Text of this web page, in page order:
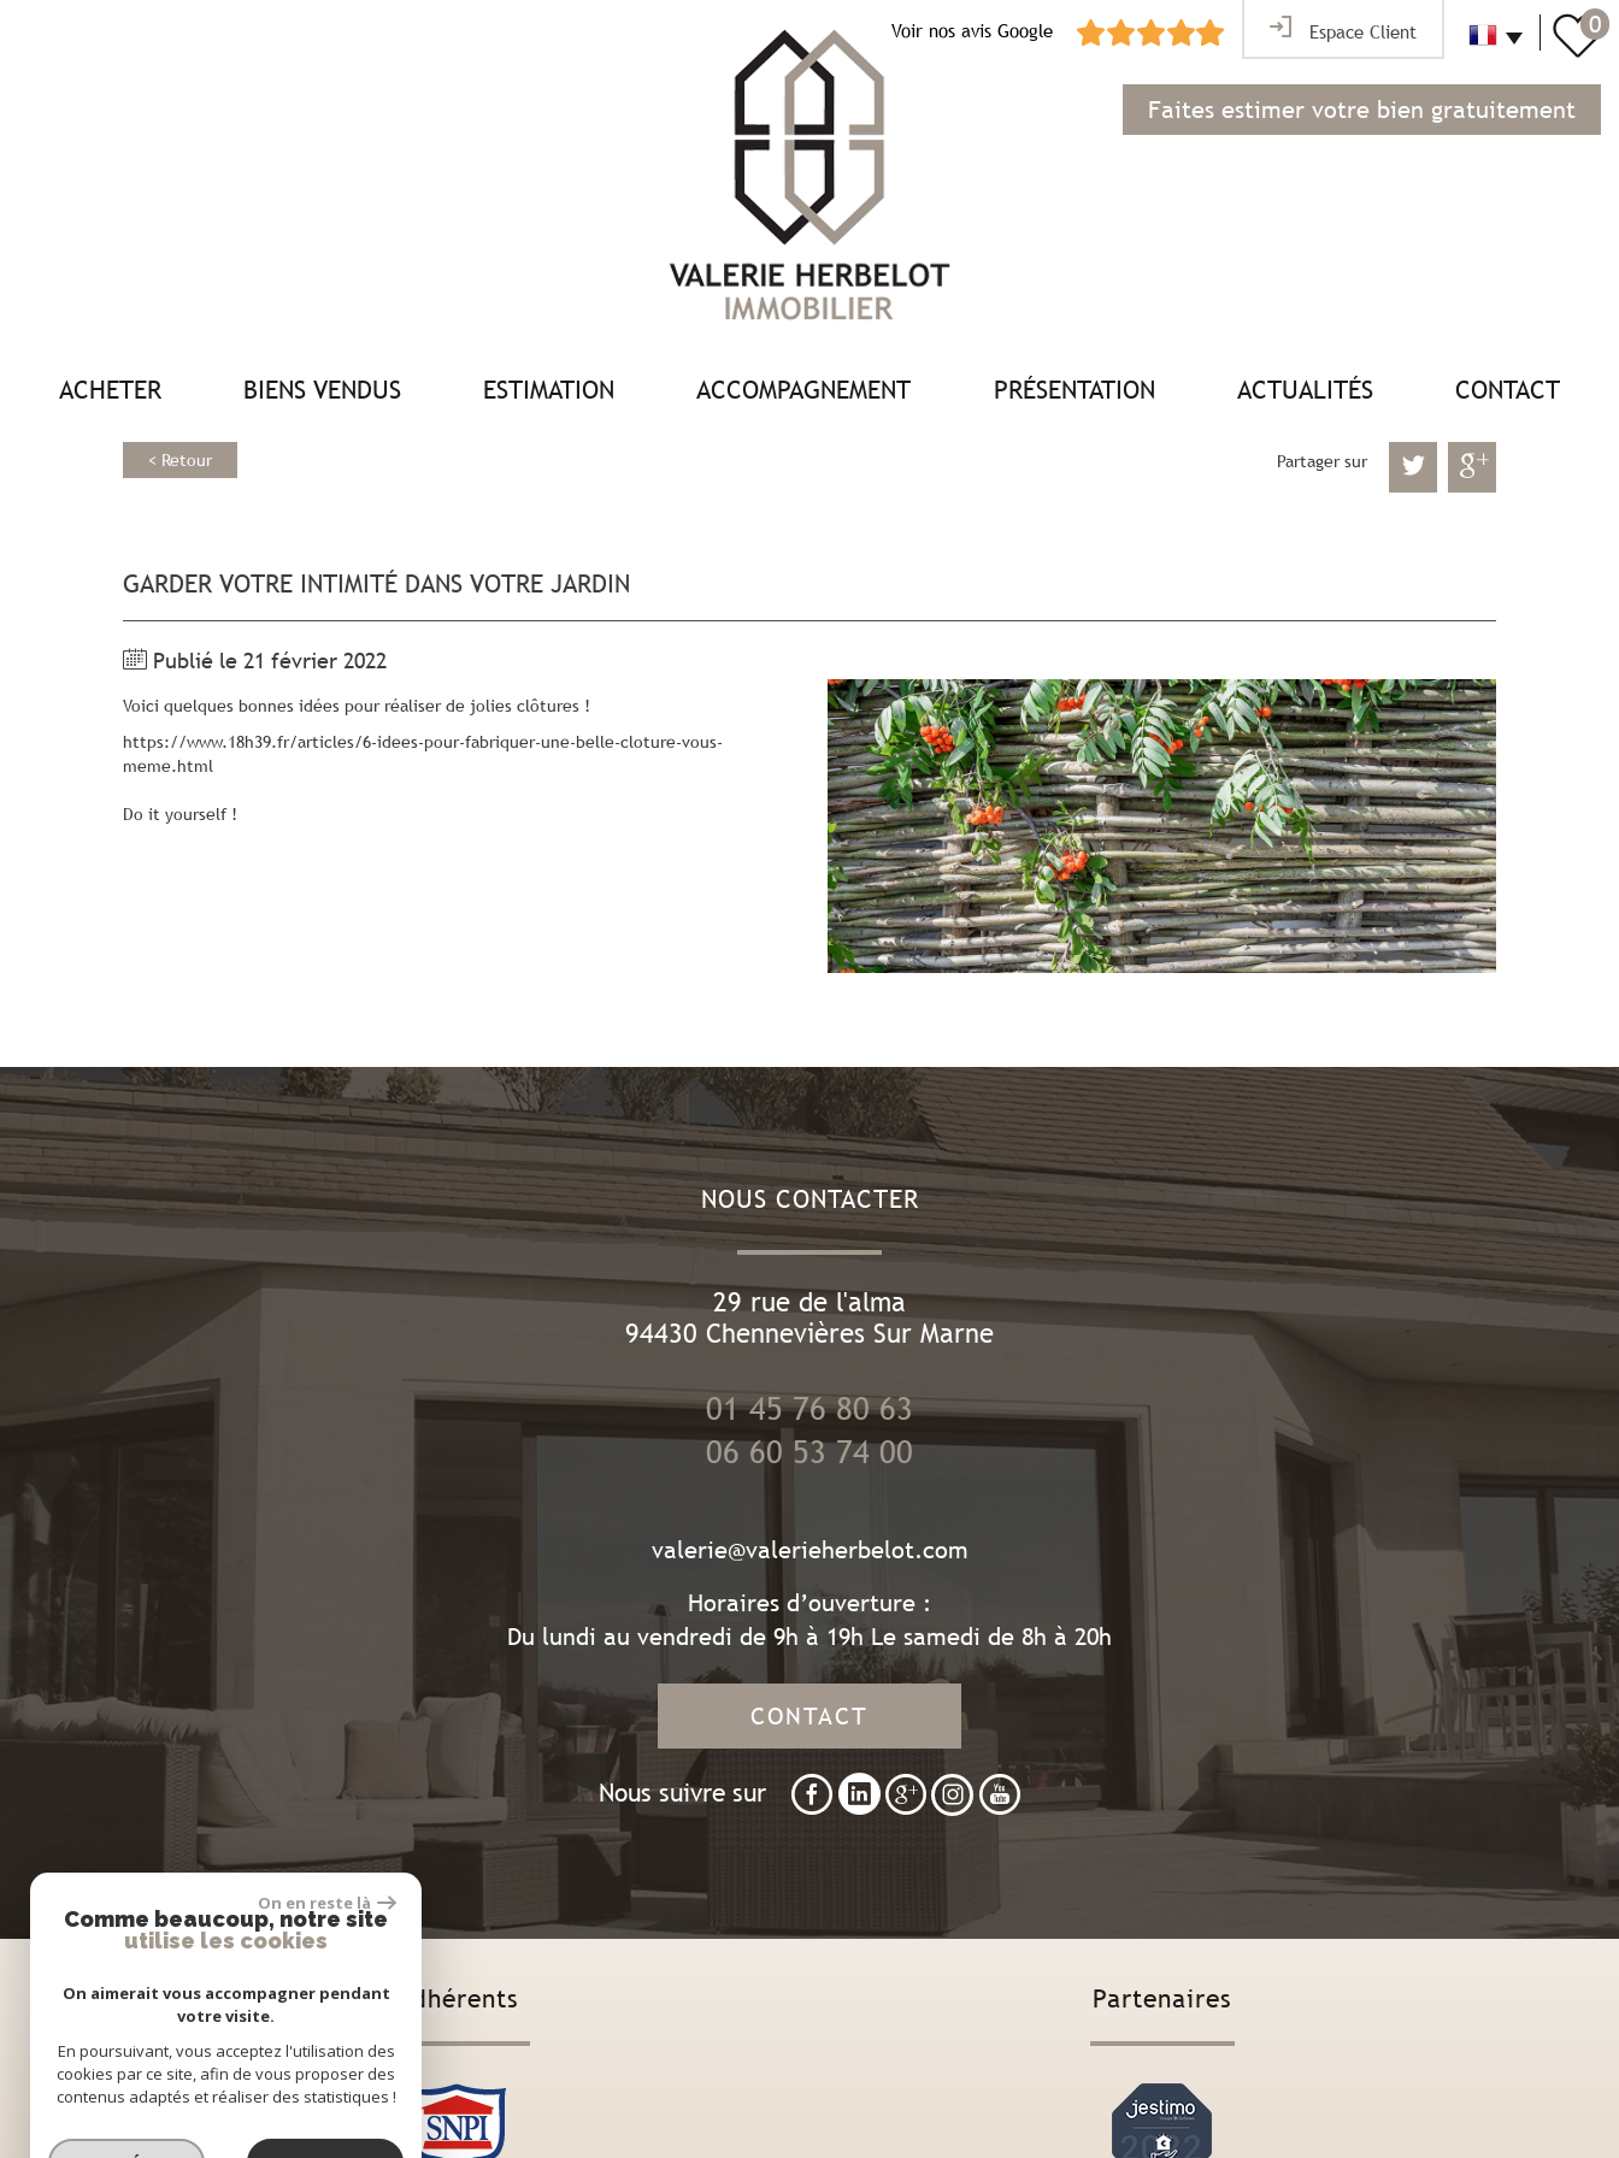
Espace Client
Voir nos avis Google
Faites estimer votre bien gratuitement
0
ACHETER BIENS VENDUS ESTIMATION ACCOMPAGNEMENT PRÉSENTATION ACTUALITÉS CONTACT
< Retour Partager sur
GARDER VOTRE INTIMITÉ DANS VOTRE JARDIN
Publié le 21 février 2022
Voici quelques bonnes idées pour réaliser de jolies clôtures !
https://www.18h39.fr/articles/6-idees-pour-fabriquer-une-belle-cloture-vous-
meme.html
Do it yourself !
NOUS CONTACTER
29 rue de l'alma
94430 Chennevières Sur Marne
01 45 76 80 63
06 60 53 74 00
valerie@valerieherbelot.com
Horaires d’ouverture :
Du lundi au vendredi de 9h à 19h Le samedi de 8h à 20h
CONTACT
Nous suivre sur
Adhérents Partenaires
On en reste là
Comme beaucoup, notre site
utilise les cookies
On aimerait vous accompagner pendant
votre visite.
En poursuivant, vous acceptez l'utilisation des
cookies par ce site, afin de vous proposer des
contenus adaptés et réaliser des statistiques !